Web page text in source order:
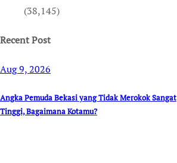
(38,145)
Recent Post
Aug 9, 2026
Angka Pemuda Bekasi yang Tidak Merokok Sangat
Tinggi, Bagaimana Kotamu?